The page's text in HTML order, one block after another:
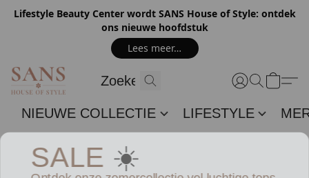
Lifestyle Beauty Center wordt SANS House of Style: ontdek
ons nieuwe hoofdstuk
Lees meer…
NIEUWE COLLECTIE LIFESTYLE
SALE☀️
Ontdek onze zomercollectie vol luchtige tops,
vrolijke kleuren en mooie details.